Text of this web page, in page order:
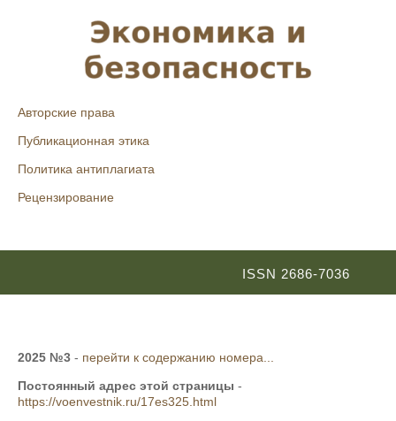
Авторские права
Публикационная этика
Политика антиплагиата
Рецензирование
ISSN 2686-7036
2025 №3 - перейти к содержанию номера...
Постоянный адрес этой страницы -
https://voenvestnik.ru/17es325.html